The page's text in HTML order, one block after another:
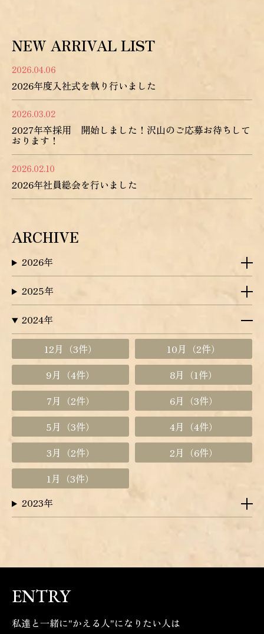
NEW ARRIVAL LIST
2026.04.06
2026年度入社式を執り行いました
2026.03.02
2027年卒採用 開始しました！沢山のご応募お待ちして
おります！
2026.02.10
2026年社員総会を行いました
ARCHIVE
2026年
2025年
2024年
12月 （3件） 10月 （2件）
9月 （4件） 8月 （1件）
7月 （2件） 6月 （3件）
5月 （3件） 4月 （4件）
3月 （2件） 2月 （6件）
1月 （3件）
2023年
ENTRY
私達と一緒に"かえる人"になりたい人は